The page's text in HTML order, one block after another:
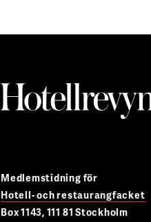
Medlemstidning för
Hotell- och restaurangfacket
Box 1143, 111 81 Stockholm